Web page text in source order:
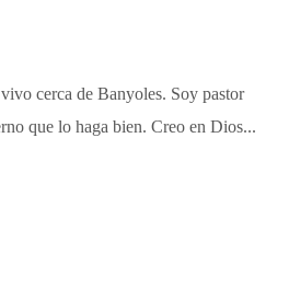
cerca de Banyoles. Soy pastor
que lo haga bien. Creo en Dios...